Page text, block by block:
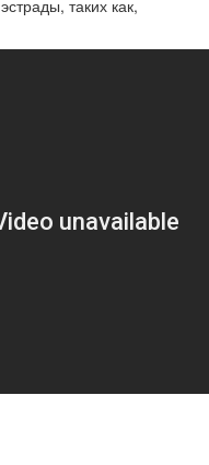
таких как,